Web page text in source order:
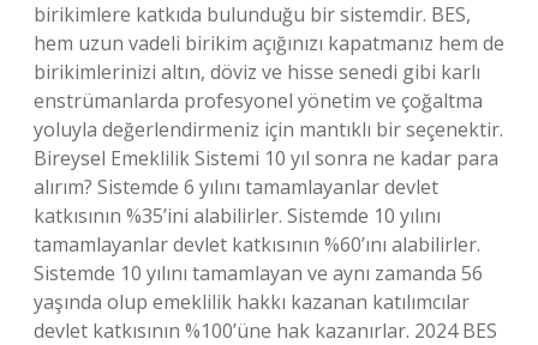
birikimlere katkıda bulunduğu bir sistemdir. BES,
hem uzun vadeli birikim açığınızı kapatmanız hem de
birikimlerinizi altın, döviz ve hisse senedi gibi karlı
enstrümanlarda profesyonel yönetim ve çoğaltma
yoluyla değerlendirmeniz için mantıklı bir seçenektir.
Bireysel Emeklilik Sistemi 10 yıl sonra ne kadar para
alırım? Sistemde 6 yılını tamamlayanlar devlet
katkısının %35’ini alabilirler. Sistemde 10 yılını
tamamlayanlar devlet katkısının %60’ını alabilirler.
Sistemde 10 yılını tamamlayan ve aynı zamanda 56
yaşında olup emeklilik hakkı kazanan katılımcılar
devlet katkısının %100’üne hak kazanırlar. 2024 BES